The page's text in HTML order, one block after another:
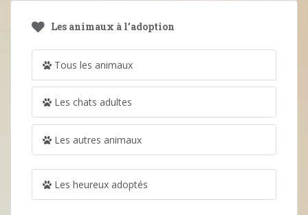
Les animaux à l’adoption
Tous les animaux
Les chats adultes
Les autres animaux
Les heureux adoptés